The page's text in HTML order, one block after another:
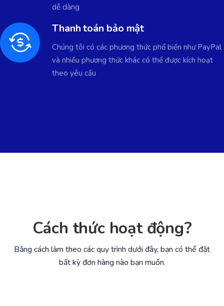
dễ dàng
Thanh toán bảo mật
Chúng tôi có các phương thức phổ biến như PayPal
và nhiều phương thức khác có thể được kích hoạt
theo yêu cầu
Cách thức hoạt động?
Bằng cách làm theo các quy trình dưới đây, bạn có thể đặt
bất kỳ đơn hàng nào bạn muốn.